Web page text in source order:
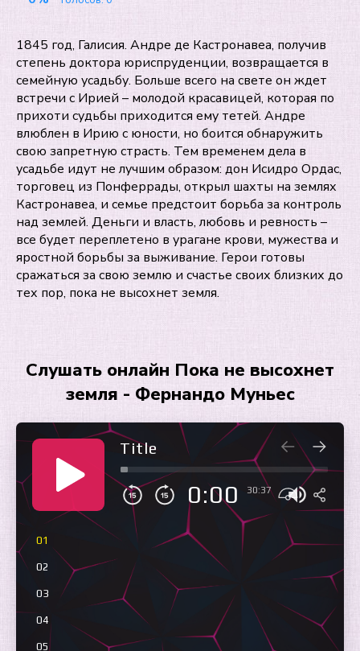
1845 год, Галисия. Андре де Кастронавеа, получив
степень доктора юриспруденции, возвращается в
семейную усадьбу. Больше всего на свете он ждет
встречи с Ирией – молодой красавицей, которая по
прихоти судьбы приходится ему тетей. Андре
влюблен в Ирию с юности, но боится обнаружить
свою запретную страсть. Тем временем дела в
усадьбе идут не лучшим образом: дон Исидро Ордас,
торговец из Понферрады, открыл шахты на землях
Кастронавеа, и семье предстоит борьба за контроль
над землей. Деньги и власть, любовь и ревность –
все будет переплетено в урагане крови, мужества и
яростной борьбы за выживание. Герои готовы
сражаться за свою землю и счастье своих близких до
тех пор, пока не высохнет земля.
Слушать онлайн Пока не высохнет
земля - Фернандо Муньес
Title
0:00 30:37
01
02
03
04
05